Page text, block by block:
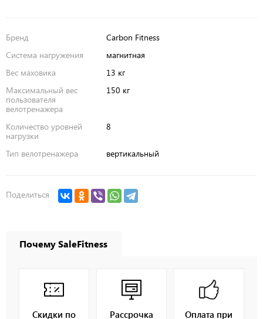
Бренд
Carbon Fitness
Система нагружения
магнитная
Вес маховика
13 кг
Максимальный вес
пользователя
велотренажера
150 кг
Количество уровней
нагрузки
8
Тип велотренажера вертикальный
Поделиться
Почему SaleFitness
Скидки по
Рассрочка
Оплата при